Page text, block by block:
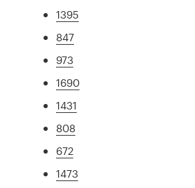
1395
847
973
1690
1431
808
672
1473